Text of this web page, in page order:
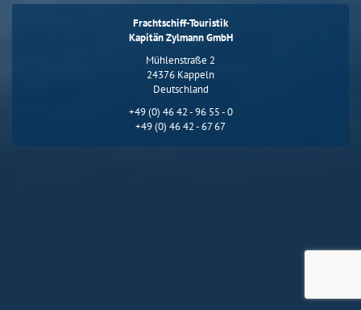
Frachtschiff-Touristik
Kapitän Zylmann GmbH
Mühlenstraße 2
24376 Kappeln
Deutschland
+49 (0) 46 42 - 96 55 - 0
+49 (0) 46 42 - 67 67